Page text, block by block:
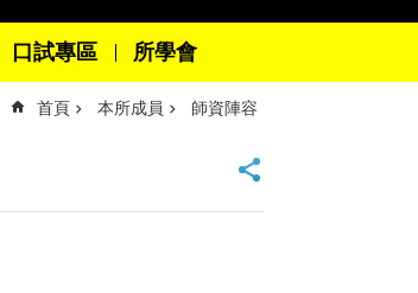
口試專區 所學會
首頁 本所成員 師資陣容